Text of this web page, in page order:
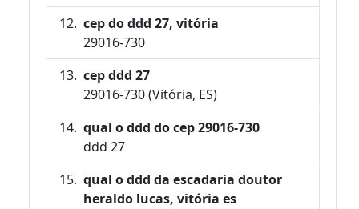
cep do ddd 27, vitória
29016-730
cep ddd 27
29016-730 (Vitória, ES)
qual o ddd do cep 29016-730
ddd 27
qual o ddd da escadaria doutor
heraldo lucas, vitória es